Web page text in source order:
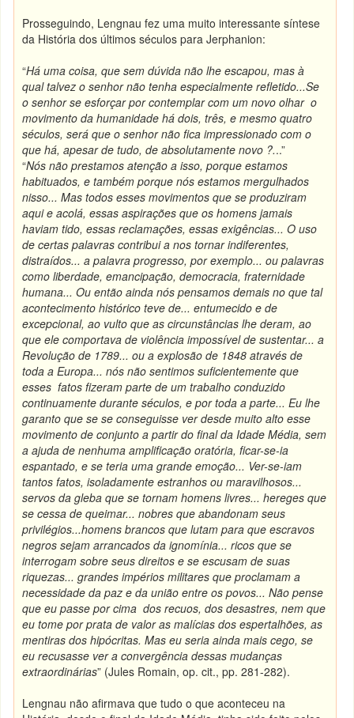
Prosseguindo, Lengnau fez uma muito interessante síntese
da História dos últimos séculos para Jerphanion:
“Há uma coisa, que sem dúvida não lhe escapou, mas à
qual talvez o senhor não tenha especialmente refletido...Se
o senhor se esforçar por contemplar com um novo olhar o
movimento da humanidade há dois, três, e mesmo quatro
séculos, será que o senhor não fica impressionado com o
que há, apesar de tudo, de absolutamente novo ?...”
“Nós não prestamos atenção a isso, porque estamos
habituados, e também porque nós estamos mergulhados
nisso... Mas todos esses movimentos que se produziram
aqui e acolá, essas aspirações que os homens jamais
haviam tido, essas reclamações, essas exigências... O uso
de certas palavras contribui a nos tornar indiferentes,
distraídos... a palavra progresso, por exemplo... ou palavras
como liberdade, emancipação, democracia, fraternidade
humana... Ou então ainda nós pensamos demais no que tal
acontecimento histórico teve de... entumecido e de
excepcional, ao vulto que as circunstâncias lhe deram, ao
que ele comportava de violência impossível de sustentar... a
Revolução de 1789... ou a explosão de 1848 através de
toda a Europa... nós não sentimos suficientemente que
esses fatos fizeram parte de um trabalho conduzido
continuamente durante séculos, e por toda a parte... Eu lhe
garanto que se se conseguisse ver desde muito alto esse
movimento de conjunto a partir do final da Idade Média, sem
a ajuda de nenhuma amplificação oratória, ficar-se-ia
espantado, e se teria uma grande emoção... Ver-se-iam
tantos fatos, isoladamente estranhos ou maravilhosos...
servos da gleba que se tornam homens livres... hereges que
se cessa de queimar... nobres que abandonam seus
privilégios...homens brancos que lutam para que escravos
negros sejam arrancados da ignomínia... ricos que se
interrogam sobre seus direitos e se escusam de suas
riquezas... grandes impérios militares que proclamam a
necessidade da paz e da união entre os povos... Não pense
que eu passe por cima dos recuos, dos desastres, nem que
eu tome por prata de valor as malícias dos espertalhões, as
mentiras dos hipócritas. Mas eu seria ainda mais cego, se
eu recusasse ver a convergência dessas mudanças
extraordinárias” (Jules Romain, op. cit., pp. 281-282).
Lengnau não afirmava que tudo o que aconteceu na